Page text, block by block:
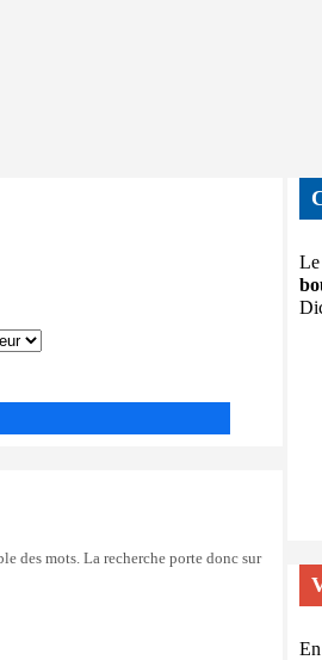
des mots. La recherche porte donc sur